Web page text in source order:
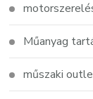
Műanyag
műszaki